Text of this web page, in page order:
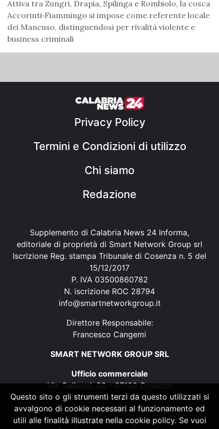
Attiva tra Zungri, Drapia, Spilinga e Rombiolo, la cosca
Accorinti‑Fiammingo si impose come referente locale
dei Mancuso, distinguendosi per rivalità violente e
business criminali
Privacy Policy
Termini e Condizioni di utilizzo
Chi siamo
Redazione
Supplemento di Calabria News 24 Informa,
editoriale di proprietà di Smart Network Group srl
Iscrizione Reg. stampa Tribunale di Cosenza n. 5 del
15/12/2017
P. IVA 03500860782
N. iscrizione ROC 28794
info@smartnetworkgroup.it
Direttore Responsabile:
Francesco Cangemi
SMART NETWORK GROUP SRL
Ufficio commerciale
Via Galluppi, 26 – 87100 Cosenza
P. IVA 03500860782
N. iscrizione ROC 28794
info@smartnetworkgroup.it
Questo sito o gli strumenti terzi da questo utilizzati si
avvalgono di cookie necessari al funzionamento ed
utili alle finalità illustrate nella cookie policy. Se vuoi